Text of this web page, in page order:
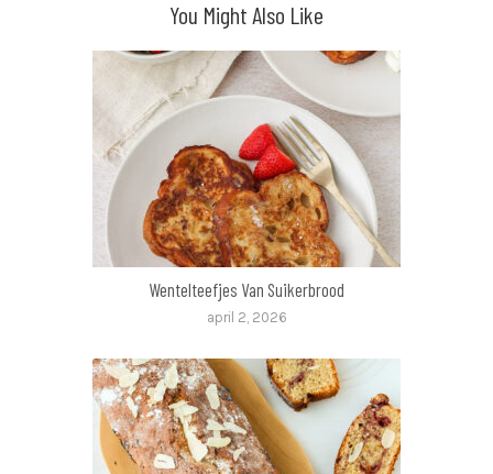
You Might Also Like
Wentelteefjes Van Suikerbrood
april 2, 2026